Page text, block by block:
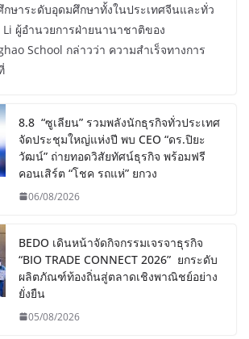
ษาระดับอุดมศึกษาทั้งในประเทศจีนและทั่ว
ผู้อำนวยการฝ่ายนานาชาติของ
School กล่าวว่า ความสำเร็จทางการ
8.8 “ซูเลียน” รวมพลังนักธุรกิจทั่วประเทศ
จัดประชุมใหญ่แห่งปี พบ CEO “ดร.ปิยะ
วัฒน์” ถ่ายทอดวิสัยทัศน์ธุรกิจ พร้อมฟรี
คอนเสิร์ต “โชค รถแห่” ยกวง
06/08/2026
BEDO เดินหน้าจัดกิจกรรมเจรจาธุรกิจ
“BIO TRADE CONNECT 2026” ยกระดับ
ผลิตภัณฑ์ท้องถิ่นสู่ตลาดเชิงพาณิชย์อย่าง
ยั่งยืน
05/08/2026